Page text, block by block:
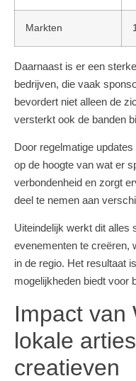
Markten
Daarnaast is er een
bedrijven, die vaak
bevordert niet alleen de
versterkt ook de banden
Door regelmatige
op de hoogte van wat er
verbondenheid en zorgt
deel te nemen aan
Uiteindelijk werkt dit alles
evenementen te creëren,
in de regio. Het resultaat
mogelijkheden biedt voor
Impact van
lokale
creatieven